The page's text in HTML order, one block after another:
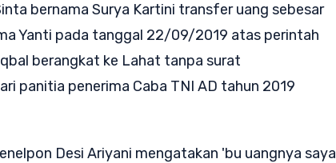
bernama Surya Kartini transfer uang sebesar
Yanti pada tanggal 22/09/2019 atas perintah
berangkat ke Lahat tanpa surat
panitia penerima Caba TNI AD tahun 2019
Desi Ariyani mengatakan 'bu uangnya saya